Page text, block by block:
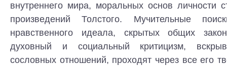
внутреннего мира, моральных основ личности
произведений Толстого. Мучительные
нравственного идеала, скрытых общих
духовный и социальный критицизм,
сословных отношений, проходят через все его